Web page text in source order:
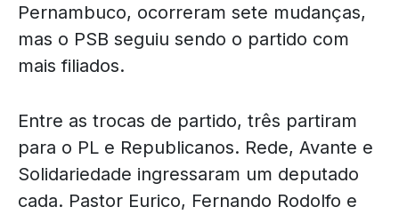
Pernambuco, ocorreram sete mudanças,
mas o PSB seguiu sendo o partido com
mais filiados.
Entre as trocas de partido, três partiram
para o PL e Republicanos. Rede, Avante e
Solidariedade ingressaram um deputado
cada. Pastor Eurico, Fernando Rodolfo e